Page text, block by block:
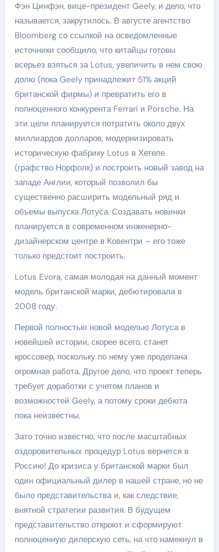
Фэн Цинфэн, вице-президент Geely, и дело, что
называется, закрутилось. В августе агентство
Bloomberg со ссылкой на осведомленные
источники сообщило, что китайцы готовы
всерьез взяться за Lotus, увеличить в нем свою
долю (пока Geely принадлежит 51% акций
британской фирмы) и превратить его в
полноценного конкурента Ferrari и Porsche. На
эти цели планируется потратить около двух
миллиардов долларов, модернизировать
историческую фабрику Lotus в Хетеле
(графство Норфолк) и построить новый завод на
западе Англии, который позволил бы
существенно расширить модельный ряд и
объемы выпуска Лотуса. Создавать новинки
планируется в современном инженерно-
дизайнерском центре в Ковентри – его тоже
только предстоит построить.
Lotus Evora, самая молодая на данный момент
модель британской марки, дебютировала в
2008 году.
Первой полностью новой моделью Лотуса в
новейшей истории, скорее всего, станет
кроссовер, поскольку по нему уже проделана
огромная работа. Другое дело, что проект теперь
требует доработки с учетом планов и
возможностей Geely, а потому сроки дебюта
пока неизвестны.
Зато точно известно, что после масштабных
оздоровительных процедур Lotus вернется в
Россию! До кризиса у британской марки был
один официальный дилер в нашей стране, но не
было представительства и, как следствие,
внятной стратегии развития. В будущем
представительство откроют и сформируют
полноценную дилерскую сеть, на что намекнул в